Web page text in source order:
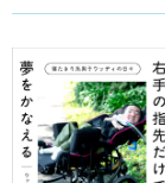
5/22
帯
5/21